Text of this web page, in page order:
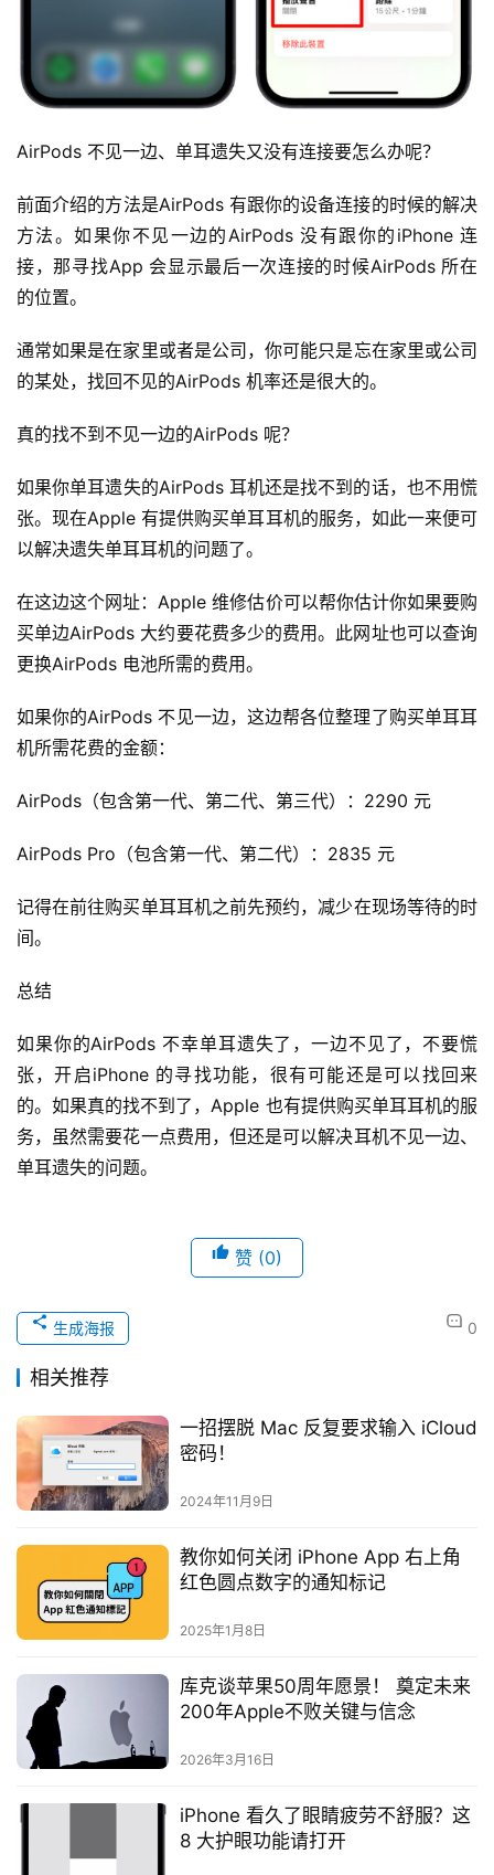
AirPods 不见一边、单耳遗失又没有连接要怎么办呢？
前面介绍的方法是AirPods 有跟你的设备连接的时候的解决
方法。如果你不见一边的AirPods 没有跟你的iPhone 连
接，那寻找App 会显示最后一次连接的时候AirPods 所在
的位置。
通常如果是在家里或者是公司，你可能只是忘在家里或公司
的某处，找回不见的AirPods 机率还是很大的。
真的找不到不见一边的AirPods 呢？
如果你单耳遗失的AirPods 耳机还是找不到的话，也不用慌
张。现在Apple 有提供购买单耳耳机的服务，如此一来便可
以解决遗失单耳耳机的问题了。
在这边这个网址：Apple 维修估价可以帮你估计你如果要购
买单边AirPods 大约要花费多少的费用。此网址也可以查询
更换AirPods 电池所需的费用。
如果你的AirPods 不见一边，这边帮各位整理了购买单耳耳
机所需花费的金额：
AirPods（包含第一代、第二代、第三代）：2290 元
AirPods Pro（包含第一代、第二代）：2835 元
记得在前往购买单耳耳机之前先预约，减少在现场等待的时
间。
总结
如果你的AirPods 不幸单耳遗失了，一边不见了，不要慌
张，开启iPhone 的寻找功能，很有可能还是可以找回来
的。如果真的找不到了，Apple 也有提供购买单耳耳机的服
务，虽然需要花一点费用，但还是可以解决耳机不见一边、
单耳遗失的问题。
赞 (0)
0
生成海报
相关推荐
一招摆脱 Mac 反复要求输入 iCloud
密码！
2024年11月9日
教你如何关闭 iPhone App 右上角
红色圆点数字的通知标记
2025年1月8日
库克谈苹果50周年愿景！ 奠定未来
200年Apple不败关键与信念
2026年3月16日
iPhone 看久了眼睛疲劳不舒服？这
8 大护眼功能请打开